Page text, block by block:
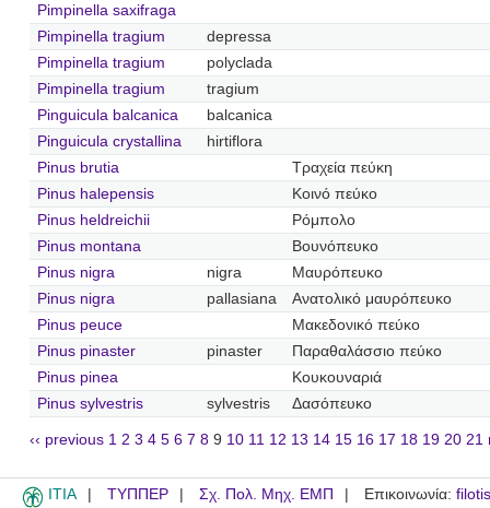
Pimpinella saxifraga
Pimpinella tragium
depressa
Pimpinella tragium
polyclada
Pimpinella tragium
tragium
Pinguicula balcanica
balcanica
Pinguicula crystallina
hirtiflora
Pinus brutia
Τραχεία πεύκη
Pinus halepensis
Κοινό πεύκο
Pinus heldreichii
Ρόμπολο
Pinus montana
Βουνόπευκο
Pinus nigra
nigra
Μαυρόπευκο
Pinus nigra
pallasiana
Ανατολικό μαυρόπευκο
Pinus peuce
Μακεδονικό πεύκο
Pinus pinaster
pinaster
Παραθαλάσσιο πεύκο
Pinus pinea
Κουκουναριά
Pinus sylvestris
sylvestris Δασόπευκο
‹‹ previous 1 2 3 4 5 6 7 8 9 10 11 12 13 14 15 16 17 18 19 20 21
ITIA ΤΥΠΠΕΡ Σχ. Πολ. Μηχ. ΕΜΠ Επικοινωνία: